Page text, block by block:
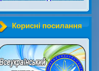
Корисні посилання